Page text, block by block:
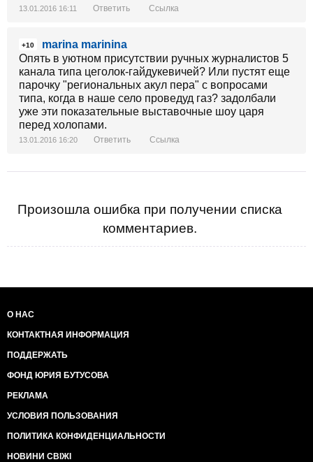
13.01.2016 16:11 Ответить Ссылка
+10
marina marinina
Опять в уютном присутствии ручных журналистов 5
канала типа цеголок-гайдукевичей? Или пустят еще
парочку "региональных акул пера" с вопросами
типа, когда в наше село проведуд газ? задолбали
уже эти показательные выставочные шоу царя
перед холопами.
13.01.2016 16:20 Ответить Ссылка
Произошла ошибка при получении списка
комментариев.
О НАС
КОНТАКТНАЯ ИНФОРМАЦИЯ
ПОДДЕРЖАТЬ
ФОНД ЮРИЯ БУТУСОВА
РЕКЛАМА
УСЛОВИЯ ПОЛЬЗОВАНИЯ
ПОЛИТИКА КОНФИДЕНЦИАЛЬНОСТИ
НОВИНИ СВІЖІ